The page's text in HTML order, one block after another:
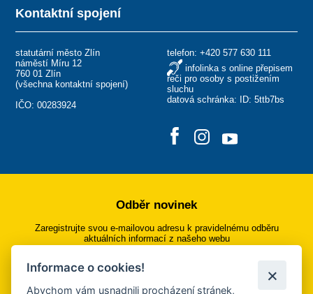
Kontaktní spojení
statutární město Zlín
náměstí Míru 12
760 01 Zlín
(všechna kontaktní spojení)
IČO: 00283924
telefon: +420 577 630 111
infolinka s online přepisem
řeči pro osoby s postižením
sluchu
datová schránka: ID: 5ttb7bs
Odběr novinek
Zaregistrujte svou e-mailovou adresu k pravidelnému odběru
aktuálních informací z našeho webu
Přihlásit se k odběru
Informace o cookies!
Abychom vám usnadnili procházení stránek,